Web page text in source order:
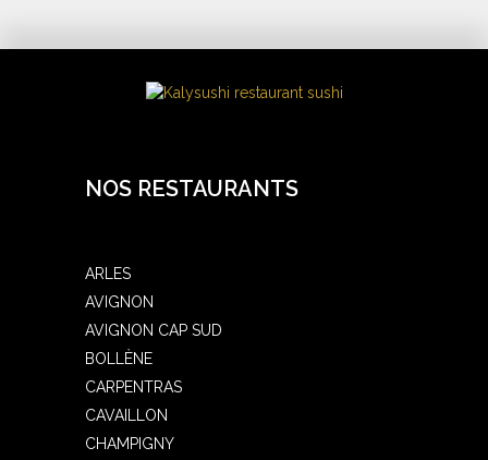
NOS RESTAURANTS
ARLES
AVIGNON
AVIGNON CAP SUD
BOLLÈNE
CARPENTRAS
CAVAILLON
CHAMPIGNY